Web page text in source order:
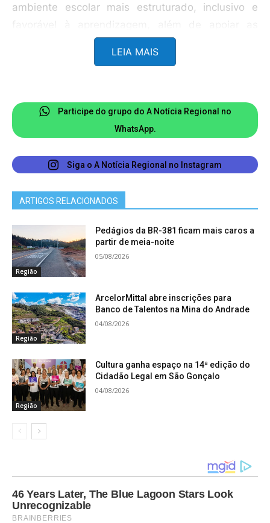
ambiente escolar mais estruturado, inclusivo e
famílias no custeio do material escolar”, disse.
letivo de 2026, promovendo acesso igualitário aos
recursos educacionais.
LEIA MAIS
Participe do grupo do A Notícia Regional no
WhatsApp.
Siga o A Notícia Regional no Instagram
ARTIGOS RELACIONADOS
Região
Pedágios da BR-381 ficam mais caros a
partir de meia-noite
05/08/2026
Região
ArcelorMittal abre inscrições para
Banco de Talentos na Mina do Andrade
04/08/2026
Região
Cultura ganha espaço na 14ª edição do
Cidadão Legal em São Gonçalo
04/08/2026
46 Years Later, The Blue Lagoon Stars Look
Unrecognizable
BRAINBERRIES